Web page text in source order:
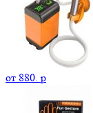
от 880. p